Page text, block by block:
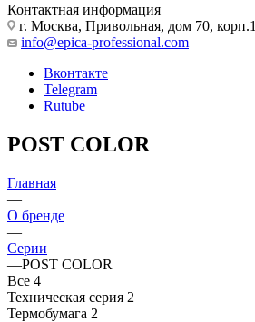
Контактная информация
г. Москва, Привольная, дом 70, корп.1
info@epica-professional.com
Вконтакте
Telegram
Rutube
POST COLOR
Главная
—
О бренде
—
Серии
—POST COLOR
Все 4
Техническая серия 2
Термобумага 2